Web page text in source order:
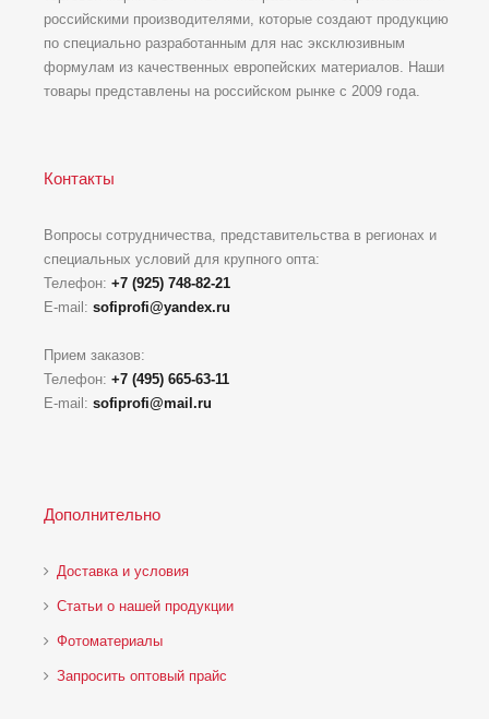
российскими производителями, которые создают продукцию
по специально разработанным для нас эксклюзивным
формулам из качественных европейских материалов. Наши
товары представлены на российском рынке с 2009 года.
Контакты
Вопросы сотрудничества, представительства в регионах и
специальных условий для крупного опта:
Телефон: +7 (925) 748-82-21
E-mail: sofiprofi@yandex.ru
Прием заказов:
Телефон: +7 (495) 665-63-11
E-mail: sofiprofi@mail.ru
Дополнительно
Доставка и условия
Статьи о нашей продукции
Фотоматериалы
Запросить оптовый прайс